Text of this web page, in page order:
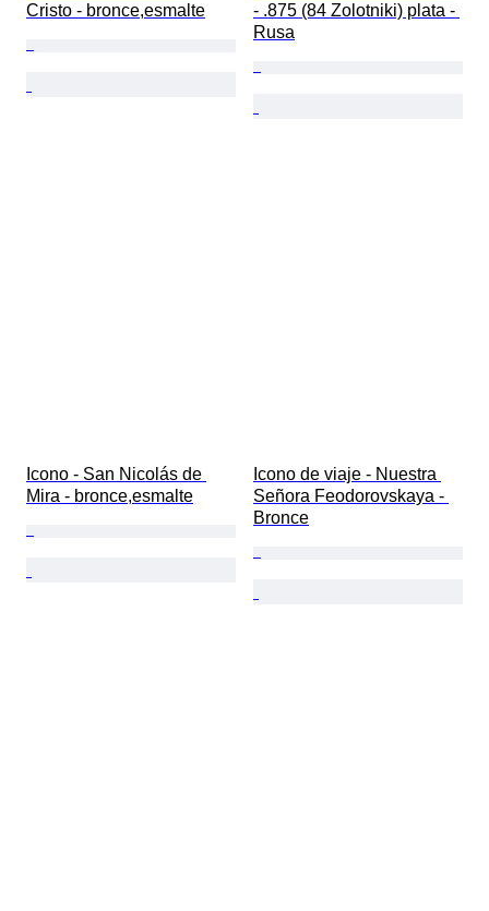
Cristo - bronce,esmalte
- .875 (84 Zolotniki) plata -
Rusa
Icono - San Nicolás de
Mira - bronce,esmalte
Icono de viaje - Nuestra
Señora Feodorovskaya -
Bronce